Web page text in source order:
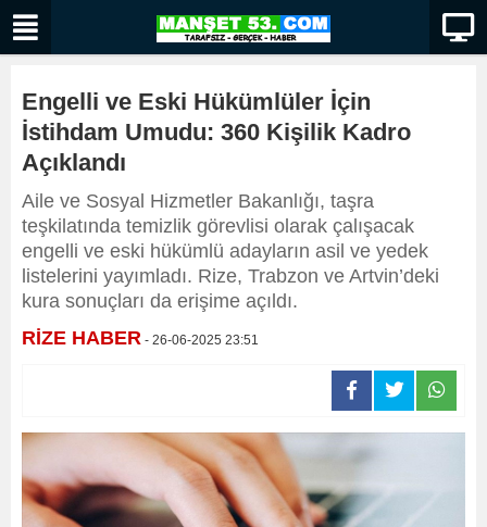
Engelli ve Eski Hükümlüler İçin
İstihdam Umudu: 360 Kişilik Kadro
Açıklandı
Aile ve Sosyal Hizmetler Bakanlığı, taşra
teşkilatında temizlik görevlisi olarak çalışacak
engelli ve eski hükümlü adayların asil ve yedek
listelerini yayımladı. Rize, Trabzon ve Artvin’deki
kura sonuçları da erişime açıldı.
RİZE HABER - 26-06-2025 23:51